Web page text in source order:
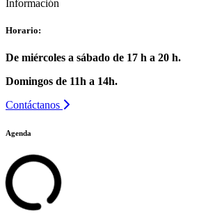
Información
Horario:
De miércoles a sábado de 17 h a 20 h.
Domingos de 11h a 14h.
Contáctanos
Agenda